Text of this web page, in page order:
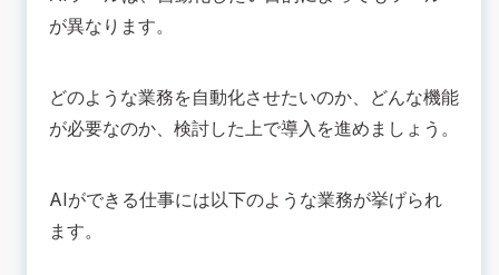
が異なります。
どのような業務を自動化させたいのか、どんな機能
が必要なのか、検討した上で導入を進めましょう。
AIができる仕事には以下のような業務が挙げられ
ます。